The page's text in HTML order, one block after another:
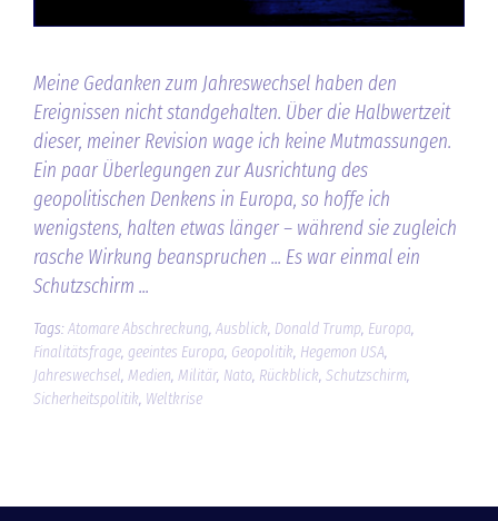
Meine Gedanken zum Jahreswechsel haben den
Ereignissen nicht standgehalten. Über die Halbwertzeit
dieser, meiner Revision wage ich keine Mutmassungen.
Ein paar Überlegungen zur Ausrichtung des
geopolitischen Denkens in Europa, so hoffe ich
wenigstens, halten etwas länger – während sie zugleich
rasche Wirkung beanspruchen ... Es war einmal ein
Schutzschirm ...
Tags:Atomare Abschreckung Ausblick Donald Trump Europa
Finalitätsfrage geeintes Europa Geopolitik Hegemon USA
Jahreswechsel Medien Militär, Nato Rückblick Schutzschirm
Sicherheitspolitik Weltkrise